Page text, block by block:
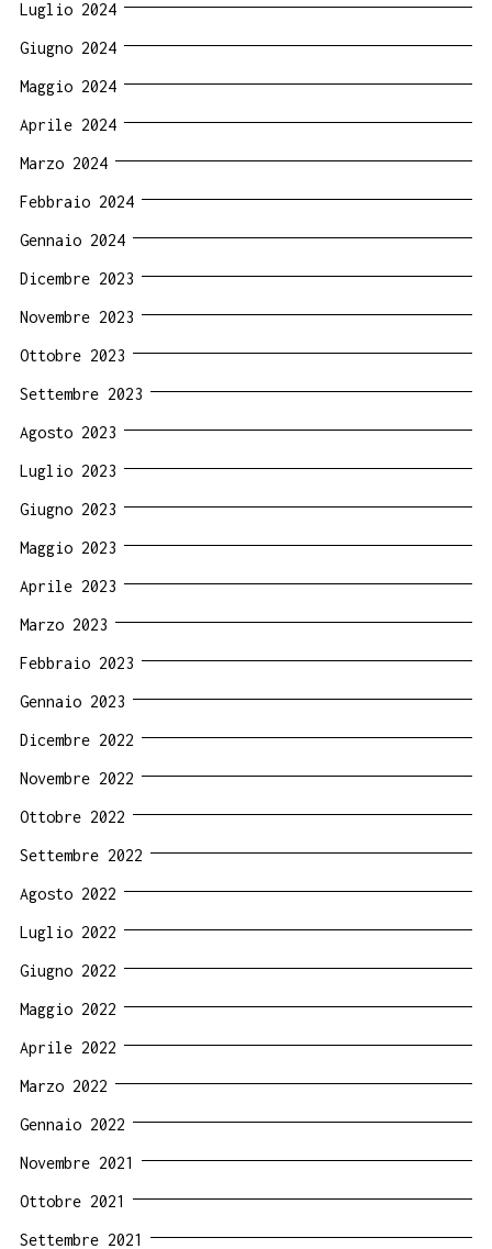
Luglio 2024
Giugno 2024
Maggio 2024
Aprile 2024
Marzo 2024
Febbraio 2024
Gennaio 2024
Dicembre 2023
Novembre 2023
Ottobre 2023
Settembre 2023
Agosto 2023
Luglio 2023
Giugno 2023
Maggio 2023
Aprile 2023
Marzo 2023
Febbraio 2023
Gennaio 2023
Dicembre 2022
Novembre 2022
Ottobre 2022
Settembre 2022
Agosto 2022
Luglio 2022
Giugno 2022
Maggio 2022
Aprile 2022
Marzo 2022
Gennaio 2022
Novembre 2021
Ottobre 2021
Settembre 2021